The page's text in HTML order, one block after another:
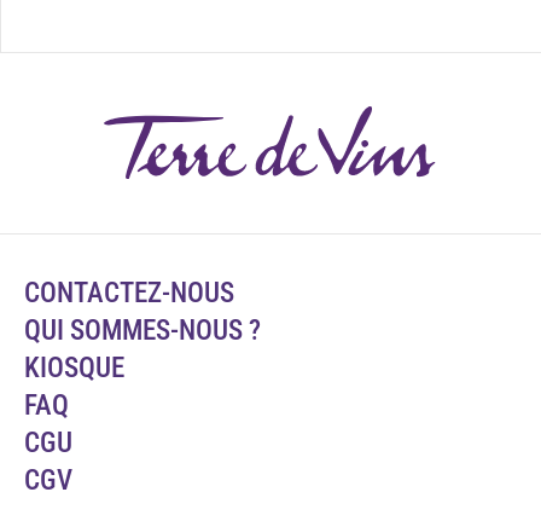
CONTACTEZ-NOUS
QUI SOMMES-NOUS ?
KIOSQUE
FAQ
CGU
CGV